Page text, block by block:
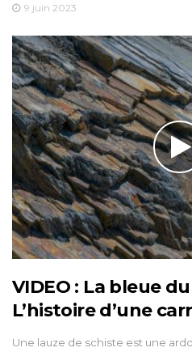
9 juin 2023
VIDEO : La bleue
L’histoire d’une
Une lauze de schiste est une